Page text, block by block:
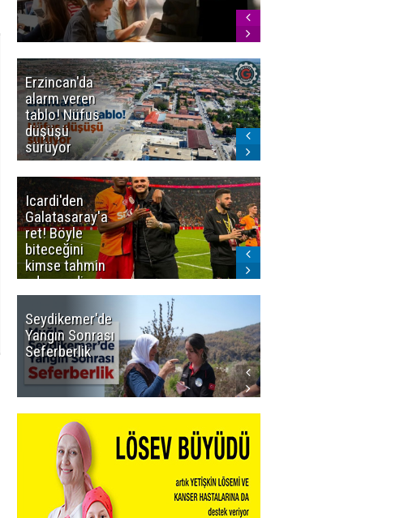
Erzincan'da
alarm veren
tablo! Nüfus
düşüşü
sürüyor
Icardi'den
Galatasaray'a
ret! Böyle
biteceğini
kimse tahmin
edemezdi
Seydikemer'de
Yangın Sonrası
Seferberlik